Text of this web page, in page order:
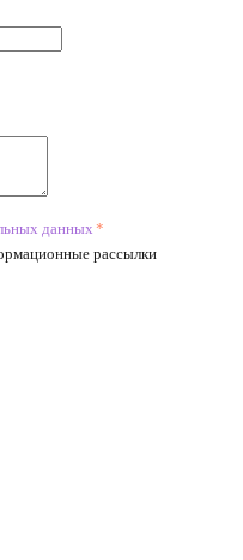
данных *
рассылки